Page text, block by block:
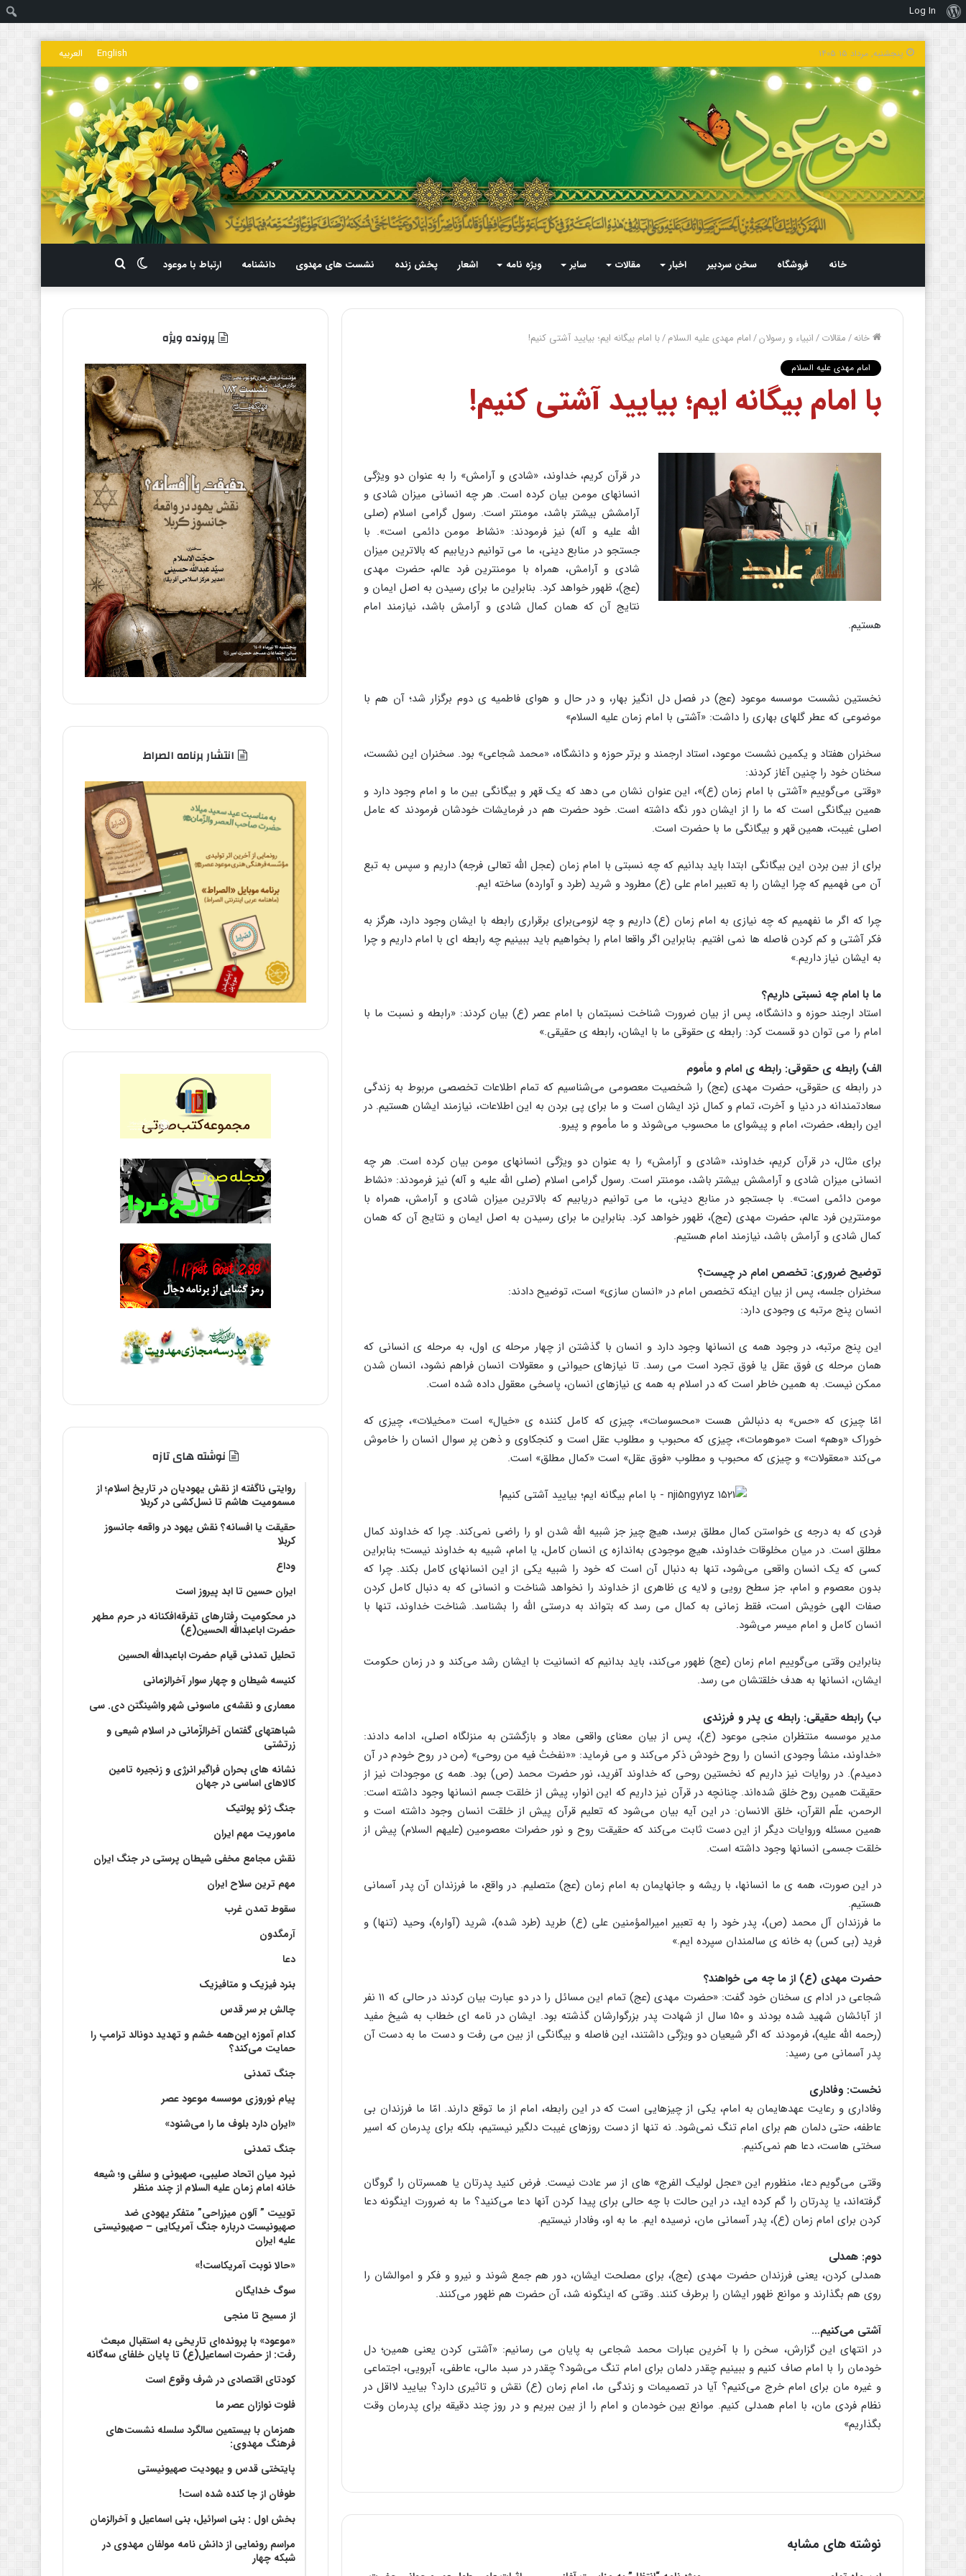
درباره
وردپرس
Log In
پنجشنبه, مرداد ۱۵ ۱۴۰۵ English العربیه
خانه فروشگاه سخن سردبیر اخبار مقالات سایر ویژه نامه اشعار پخش زنده نشست های مهدوی دانشنامه ارتباط با موعود
برای
تغییر
پوسته
خانه/مقالات/انبیاء و رسولان/امام مهدی علیه السلام/با امام بیگانه ایم؛ بیایید آشتی کنیم!
امام مهدی علیه السلام
با امام بیگانه ایم؛ بیایید آشتی کنیم!
در قرآن کریم، خداوند، «شادی و آرامش» را به عنوان دو ویژگی
انسانهای مومن بیان کرده است. هر چه انسانی میزان شادی و
آرامشش بیشتر باشد، مومنتر است. رسول گرامی اسلام (صلی
الله علیه و آله) نیز فرمودند: «نشاط مومن دائمی است». با
جستجو در منابع دینی، ما می توانیم دریابیم که بالاترین میزان
شادی و آرامش، همراه با مومنترین فرد عالم، حضرت مهدی
(عج)، ظهور خواهد کرد. بنابراین ما برای رسیدن به اصل ایمان و
نتایج آن که همان کمال شادی و آرامش باشد، نیازمند امام
هستیم.
نخستین نشست موسسه موعود (عج) در فصل دل انگیز بهار، و در حال و هوای فاطمیه ی دوم برگزار شد؛ آن هم با
موضوعی که عطر گلهای بهاری را داشت: «آشتی با امام زمان علیه السلام»
سخنران هفتاد و یکمین نشست موعود، استاد ارجمند و برتر حوزه و دانشگاه، «محمد شجاعی» بود. سخنران این نشست،
سخنان خود را چنین آغاز کردند:
«وقتی می‌گوییم «آشتی با امام زمان (ع)»، این عنوان نشان می دهد که یک قهر و بیگانگی بین ما و امام وجود دارد و
همین بیگانگی است که ما را از ایشان دور نگه داشته است. خود حضرت هم در فرمایشات خودشان فرمودند که عامل
اصلی غیبت، همین قهر و بیگانگی ما با حضرت است.
برای از بین بردن این بیگانگی ابتدا باید بدانیم که چه نسبتی با امام زمان (عجل الله تعالی فرجه) داریم و سپس به تبع
آن می فهمیم که چرا ایشان را به تعبیر امام علی (ع) مطرود و شرید (طرد و آوارده) ساخته ایم.
چرا که اگر ما نفهمیم که چه نیازی به امام زمان (ع) داریم و چه لزومی‌برای برقراری رابطه با ایشان وجود دارد، هرگز به
فکر آشتی و کم کردن فاصله ها نمی افتیم. بنابراین اگر واقعا امام را بخواهیم باید ببینیم چه رابطه ای با امام داریم و چرا
به ایشان نیاز داریم.»
ما با امام چه نسبتی داریم؟
استاد ارجند حوزه و دانشگاه، پس از بیان ضرورت شناخت نسبتمان با امام عصر (ع) بیان کردند: «رابطه و نسبت ما با
امام را می توان دو قسمت کرد: رابطه ی حقوقی ما با ایشان، رابطه ی حقیقی.»
الف) رابطه ی حقوقی: رابطه ی امام و مأموم
در رابطه ی حقوقی، حضرت مهدی (عج) را شخصیت معصومی می‌شناسیم که تمام اطلاعات تخصصی مربوط به زندگی
سعادتمندانه در دنیا و آخرت، تمام و کمال نزد ایشان است و ما برای پی بردن به این اطلاعات، نیازمند ایشان هستیم. در
این رابطه، حضرت، امام و پیشوای ما محسوب می‌شوند و ما مأموم و پیرو.
برای مثال، در قرآن کریم، خداوند، «شادی و آرامش» را به عنوان دو ویژگی انسانهای مومن بیان کرده است. هر چه
انسانی میزان شادی و آرامشش بیشتر باشد، مومنتر است. رسول گرامی اسلام (صلی الله علیه و آله) نیز فرمودند: «نشاط
مومن دائمی است». با جستجو در منابع دینی، ما می توانیم دریابیم که بالاترین میزان شادی و آرامش، همراه با
مومنترین فرد عالم، حضرت مهدی (عج)، ظهور خواهد کرد. بنابراین ما برای رسیدن به اصل ایمان و نتایج آن که همان
کمال شادی و آرامش باشد، نیازمند امام هستیم.
توضیح ضروری: تخصص امام در چیست؟
سخنران جلسه، پس از بیان اینکه تخصص امام در «انسان سازی» است، توضیح دادند:
انسان پنج مرتبه ی وجودی دارد:
این پنج مرتبه، در وجود همه ی انسانها وجود دارد و انسان با گذشتن از چهار مرحله ی اول، به مرحله ی انسانی که
همان مرحله ی فوق عقل یا فوق تجرد است می رسد. تا نیازهای حیوانی و معقولات انسان فراهم نشود، انسان شدن
ممکن نیست. به همین خاطر است که در اسلام به همه ی نیازهای انسان، پاسخی معقول داده شده است.
امّا چیزی که «حس» به دنبالش هست «محسوسات»، چیزی که کامل کننده ی «خیال» است «مخیلات»، چیزی که
خوراک «وهم» است «موهومات»، چیزی که محبوب و مطلوب عقل است و کنجکاوی و ذهن پر سوال انسان را خاموش
می‌کند «معقولات» و چیزی که محبوب و مطلوب «فوق عقل» است «کمال مطلق» است.
فردی که به درجه ی خواستن کمال مطلق برسد، هیچ چیز جز شبیه الله شدن او را راضی نمی‌کند. چرا که خداوند کمال
مطلق است. در میان مخلوقات خداوند، هیچ موجودی به‌اندازه ی انسان کامل، یا امام، شبیه به خداوند نیست؛ بنابراین
کسی که یک انسان واقعی می‌شود، تنها به دنبال آن است که خود را شبیه یکی از این انسانهای کامل بکند. چرا که
بدون معصوم و امام، جز سطح رویی و لایه ی ظاهری از خداوند را نخواهد شناخت و انسانی که به دنبال کامل کردن
صفات الهی خویش است، فقط زمانی به کمال می رسد که بتواند به درستی الله را بشناسد. شناخت خداوند، تنها با
انسان کامل و امام میسر می‌شود.
بنابراین وقتی می‌گوییم امام زمان (عج) ظهور می‌کند، باید بدانیم که انسانیت با ایشان رشد می‌کند و در زمان حکومت
ایشان، انسانها به هدف خلقتشان می رسد.
ب) رابطه حقیقی: رابطه ی پدر و فرزندی
مدیر موسسه منتظران منجی موعود (ع)، پس از بیان معنای واقعی معاد و بازگشتن به منزلگاه اصلی، ادامه دادند:
«خداوند، منشأ وجودی انسان را روح خودش ذکر می‌کند و می فرماید: ««نفختُ فیه من روحی» (من در روح خودم در آن
دمیدم). در روایات نیز داریم که نخستین روحی که خداوند آفرید، نور حضرت محمد (ص) بود. همه ی موجودات نیز از
حقیقت همین روح خلق شده‌اند. چنانچه در قرآن نیز داریم که این انوار، پیش از خلقت جسم انسانها وجود داشته است:
الرحمن، علّم القرآن، خلق الانسان: در این آیه بیان می‌شود که تعلیم قرآن پیش از خلقت انسان وجود داشته است و
همین مسئله وروایات دیگر از این دست ثابت می‌کند که حقیقت روح و نور حضرات معصومین (علیهم السلام) پیش از
خلقت جسمی انسانها وجود داشته است.
در این صورت، همه ی ما انسانها، با ریشه و جانهایمان به امام زمان (عج) متصلیم. در واقع، ما فرزندان آن پدر آسمانی
هستیم.
ما فرزندان آل محمد (ص)، پدر خود را به تعبیر امیرالمؤمنین علی (ع) طرید (طرد شده)، شرید (آواره)، وحید (تنها) و
فرید (بی کس) به خانه ی سالمندان سپرده ایم.»
حضرت مهدی (ع) از ما چه می خواهند؟
شجاعی در ادام ی سخنان خود گفت: «حضرت مهدی (عج) تمام این مسائل را در دو عبارت بیان کردند در حالی که ۱۱ نفر
از آبائشان شهید شده بودند و ۱۵۰ سال از شهادت پدر بزرگوارشان گذشته بود. ایشان در نامه ای خطاب به شیخ مفید
(رحمه الله علیه)، فرمودند که اگر شیعیان دو ویژگی داشتند، این فاصله و بیگانگی از بین می رفت و دست ما به دست آن
پدر آسمانی می رسید:
نخست: وفاداری
وفاداری و رعایت عهدهایمان به امام، یکی از چیزهایی است که در این رابطه، امام از ما توقع دارند. امّا ما فرزندان بی
عاطفه، حتی دلمان هم برای امام تنگ نمی‌شود. نه تنها از دست روزهای غیبت دلگیر نیستیم، بلکه برای پدرمان که اسیر
سختی هاست، دعا هم نمی‌کنیم.
وقتی می‌گویم دعا، منظورم این «عجل لولیک الفرج» های از سر عادت نیست. فرض کنید پدرتان یا همسرتان را گروگان
گرفته‌اند، یا پدرتان را گم کرده اید، در این حالت با چه حالی برای پیدا کردن آنها دعا می‌کنید؟ ما به ضرورت اینگونه دعا
کردن برای امام زمان (ع)، پدر آسمانی مان، نرسیده ایم. ما به او، وفادار نیستیم.
دوم: همدلی
همدلی کردن، یعنی فرزندان حضرت مهدی (عج)، برای مصلحت ایشان، دور هم جمع شوند و نیرو و فکر و اموالشان را
روی هم بگذارند و موانع ظهور ایشان را برطرف کنند. وقتی که اینگونه شد، آن حضرت هم ظهور می‌کنند.
آشتی می‌کنیم…
در انتهای این گزارش، سخن را با آخرین عبارات محمد شجاعی به پایان می رسانیم: «آشتی کردن یعنی همین؛ دل
خودمان را با امام صاف کنیم و ببینیم چقدر دلمان برای امام تنگ می‌شود؟ چقدر در سبد مالی، عاطفی، آبرویی، اجتماعی
و غیره مان برای امام خرج می‌کنیم؟ آیا در تصمیمات و زندگی ما، امام زمان (ع) نقش و تاثیری دارد؟ بیایید لااقل در
نظام فردی مان، با امام همدلی کنیم. موانع بین خودمان و امام را از بین ببریم و در روز چند دقیقه برای پدرمان وقت
بگذاریم»
نوشته های مشابه
پرونده ویژه
انتشار برنامه الصراط
نوشته های تازه
روایتی ناگفته از نقش یهودیان در تاریخ اسلام؛ از
مسمومیت هاشم تا نسل‌کشی در کربلا
حقیقت یا افسانه؟‌ نقش یهود در واقعه جانسوز
کربلا
وداع
ایران حسین تا ابد پیروز است
در محکومیت رفتارهای تفرقه‌افکنانه در حرم مطهر
حضرت اباعبدالله الحسین(ع)
تحلیل تمدنی قیام حضرت اباعبدالله الحسین
کنیسه شیطان و چهار سوار آخرالزمانی
معماری و نقشه‌ی ماسونی شهر واشينگتن دی. سی
شباهتهای گفتمان آخر‌الزّمانی در اسلام شیعی و
زرتشتی
نشانه های بحران فراگیر انرژی و زنجیره تامین
کالاهای اساسی در جهان
جنگ ژئو پولتیک
ماموریت مهم ایران
نقش مجامع مخفی شیطان پرستی در جنگ ایران
مهم ترین سلاح ایران
سقوط تمدن غرب
آرمگدون
دعا
بنرد فیزیک و متافیزیک
چالش بر سر قدس
کدام آموزه این‌همه خشم و تهدید دونالد ترامپ را
حمایت می‌کند؟
جنگ تمدنی
پیام نوروزی موسسه موعود عصر
«ایران دارد بلوف ما را می‌شنود»
جنگ تمدنی
نبرد میان اتحاد صلیبی، صهیونی و سلفی و؛ شیعه
خانه امام زمان علیه السلام از چند منظر
توییت ” آلون میزراحی” متفکر یهودی ضد
صهیونیست درباره جنگ آمریکایی – صهیونیستی
علیه ایران
«حالا نوبت آمریکاست!»
سوگ خدایگان
از مسیح تا منجی
«موعود» با پرونده‌ای تاریخی به استقبال مبعث
رفت: از حضرت اسماعیل(ع) تا پایان خلفای سه‌گانه
کودتای اقتصادی در شرف وقوع است
فلوت نوازان عصر ما
همزمان با بیستمین سالگرد سلسله نشست‌های
فرهنگ مهدوی:‌
پایتختی قدس و یهودیت صهیونیستی
طوفان از جا کنده شده است!
بخش اول : بنی اسرائیل، بنی اسماعیل و آخرالزمان
مراسم رونمایی از دانش نامه مولفان مهدوی در
شبکه چهار